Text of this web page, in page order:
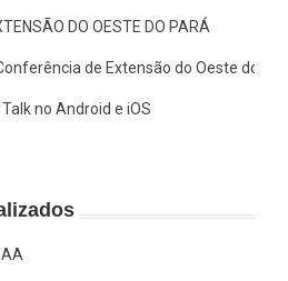
DO OESTE DO PARÁ
de Extensão do Oeste do
no Android e iOS